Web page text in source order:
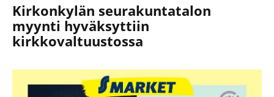
Kirkonkylän seurakuntatalon
myynti hyväksyttiin
kirkkovaltuustossa